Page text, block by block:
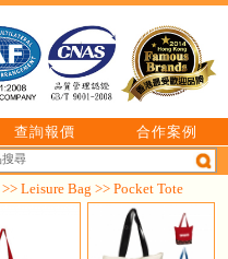
查詢報價
合作案例
>> Leisure Bag >> Pocket Tote